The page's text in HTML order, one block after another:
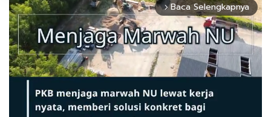
arrow_forward_ios Baca Selengkapnya